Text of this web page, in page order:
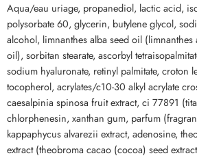
Aqua/eau uriage, propanediol, lactic acid,
polysorbate 60, glycerin, butylene glycol,
alcohol, limnanthes alba seed oil
oil), sorbitan stearate, ascorbyl
sodium hyaluronate, retinyl palmitate, croton
tocopherol, acrylates/c10-30 alkyl acrylate
caesalpinia spinosa fruit extract, ci 77891
chlorphenesin, xanthan gum, parfum
kappaphycus alvarezii extract, adenosine,
extract (theobroma cacao (cocoa) seed